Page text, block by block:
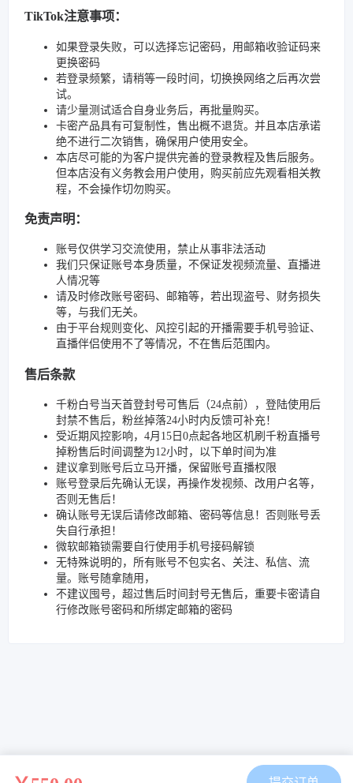
TikTok注意事项：
如果登录失败，可以选择忘记密码，用邮箱收验证码来
更换密码
若登录频繁，请稍等一段时间，切换换网络之后再次尝
试。
请少量测试适合自身业务后，再批量购买。
卡密产品具有可复制性，售出概不退货。并且本店承诺
绝不进行二次销售，确保用户使用安全。
本店尽可能的为客户提供完善的登录教程及售后服务。
但本店没有义务教会用户使用，购买前应先观看相关教
程，不会操作切勿购买。
免责声明：
账号仅供学习交流使用，禁止从事非法活动
我们只保证账号本身质量，不保证发视频流量、直播进
人情况等
请及时修改账号密码、邮箱等，若出现盗号、财务损失
等，与我们无关。
由于平台规则变化、风控引起的开播需要手机号验证、
直播伴侣使用不了等情况，不在售后范围内。
售后条款
千粉白号当天首登封号可售后（24点前），登陆使用后
封禁不售后，粉丝掉落24小时内反馈可补充！
受近期风控影响，4月15日0点起各地区机刷千粉直播号
掉粉售后时间调整为12小时，以下单时间为准
建议拿到账号后立马开播，保留账号直播权限
账号登录后先确认无误，再操作发视频、改用户名等，
否则无售后！
确认账号无误后请修改邮箱、密码等信息！否则账号丢
失自行承担！
微软邮箱锁需要自行使用手机号接码解锁
无特殊说明的，所有账号不包实名、关注、私信、流
量。账号随拿随用，
不建议囤号，超过售后时间封号无售后，重要卡密请自
行修改账号密码和所绑定邮箱的密码